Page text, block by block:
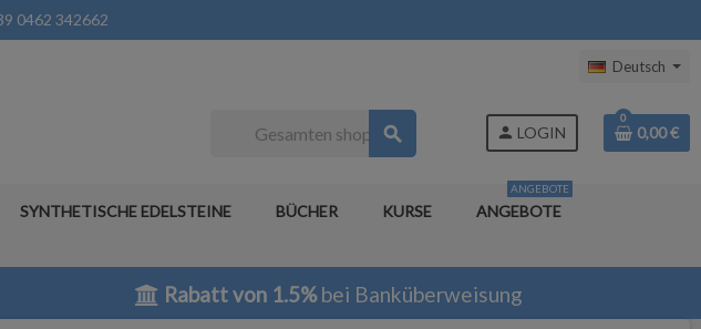
0462 342662
Deutsch
search person LOGIN
0
0,00 €
SYNTHETISCHE EDELSTEINE BÜCHER KURSE ANGEBOTE
ANGEBOTE
Rabatt von 1.5%bei Banküberweisung